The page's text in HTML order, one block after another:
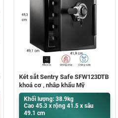
Két sắt Sentry Safe SFW123DTB
khoá cơ , nhập khẩu Mỹ
Khối lượng: 38.9kg
Cao 45.3 x rộng 41.5 x sâu
49.1 cm